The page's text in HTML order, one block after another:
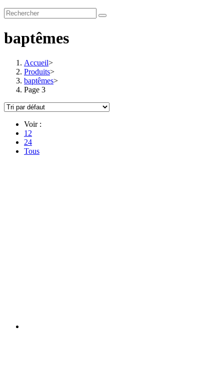
baptêmes
Accueil>
Produits>
baptêmes>
Page 3
Voir :
12
24
Tous